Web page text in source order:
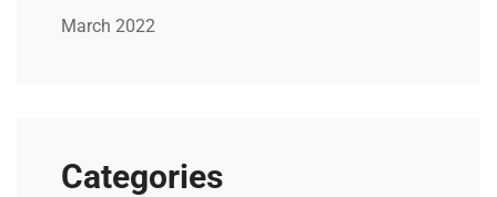
March 2022
Categories